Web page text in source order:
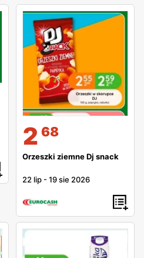
2 68
Orzeszki ziemne Dj snack
22 lip -19 sie 2026